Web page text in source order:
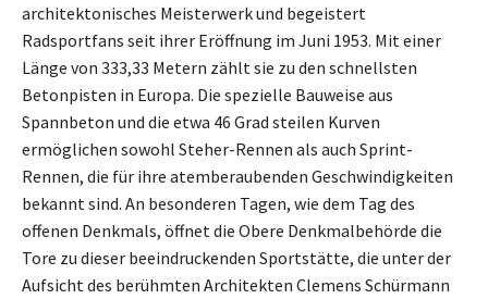
architektonisches Meisterwerk und begeistert
Radsportfans seit ihrer Eröffnung im Juni 1953. Mit einer
Länge von 333,33 Metern zählt sie zu den schnellsten
Betonpisten in Europa. Die spezielle Bauweise aus
Spannbeton und die etwa 46 Grad steilen Kurven
ermöglichen sowohl Steher-Rennen als auch Sprint-
Rennen, die für ihre atemberaubenden Geschwindigkeiten
bekannt sind. An besonderen Tagen, wie dem Tag des
offenen Denkmals, öffnet die Obere Denkmalbehörde die
Tore zu dieser beeindruckenden Sportstätte, die unter der
Aufsicht des berühmten Architekten Clemens Schürmann